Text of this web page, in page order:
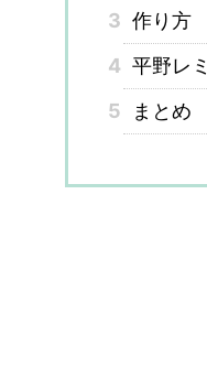
3 作り方
4 平野レ
5
まとめ